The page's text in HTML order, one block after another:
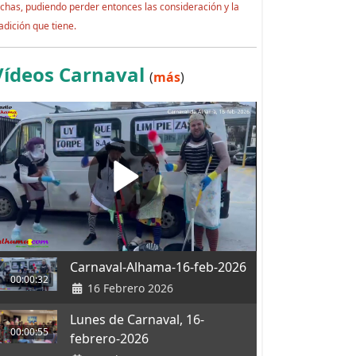
pudiendo perder entonces las consideración y la
que tiene.
Carnaval (más)
00:00:32
Carnaval-Alhama-16-feb-2026
16 Febrero 2026
00:00:55
Lunes de Carnaval, 16-
febrero-2026